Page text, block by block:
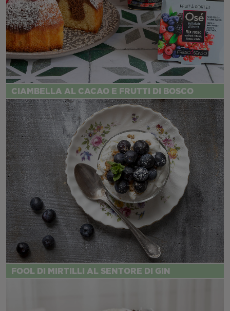
CIAMBELLA AL CACAO E FRUTTI DI BOSCO
FOOL DI MIRTILLI AL SENTORE DI GIN